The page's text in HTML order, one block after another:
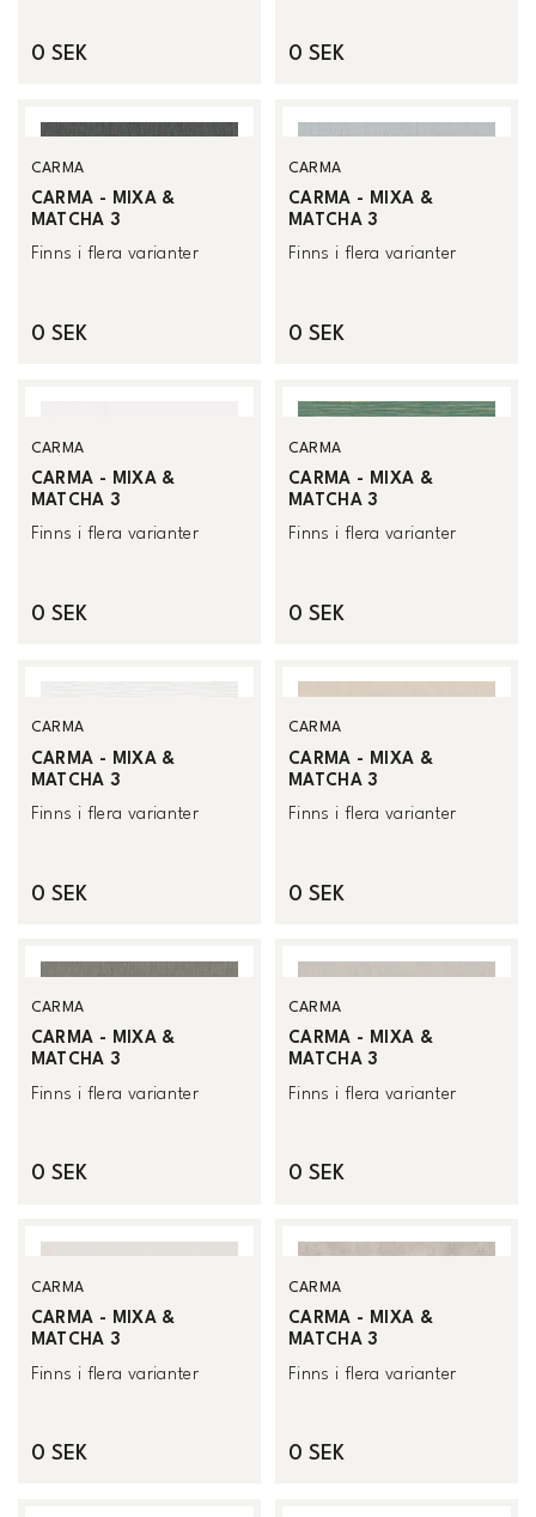
0 SEK 0 SEK
CARMA
CARMA - MIXA &
MATCHA 3
Finns i flera varianter
0 SEK
CARMA
CARMA - MIXA &
MATCHA 3
Finns i flera varianter
0 SEK
CARMA
CARMA - MIXA &
MATCHA 3
Finns i flera varianter
0 SEK
CARMA
CARMA - MIXA &
MATCHA 3
Finns i flera varianter
0 SEK
CARMA
CARMA - MIXA &
MATCHA 3
Finns i flera varianter
0 SEK
CARMA
CARMA - MIXA &
MATCHA 3
Finns i flera varianter
0 SEK
CARMA
CARMA - MIXA &
MATCHA 3
Finns i flera varianter
0 SEK
CARMA
CARMA - MIXA &
MATCHA 3
Finns i flera varianter
0 SEK
CARMA
CARMA - MIXA &
MATCHA 3
Finns i flera varianter
0 SEK
CARMA
CARMA - MIXA &
MATCHA 3
Finns i flera varianter
0 SEK